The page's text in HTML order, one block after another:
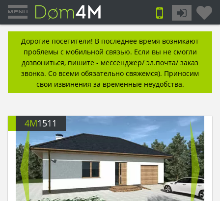
Дорогие посетители! В последнее время возникают
проблемы с мобильной связью. Если вы не смогли
дозвониться, пишите - мессенджер/ эл.почта/ заказ
звонка. Со всеми обязательно свяжемся). Приносим
свои извинения за временные неудобства.
4M1511